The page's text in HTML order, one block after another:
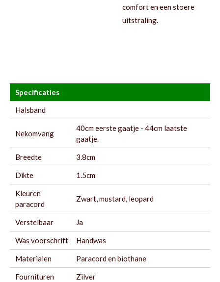
comfort en een stoere
uitstraling.
Specificaties
Halsband
Nekomvang
40cm eerste gaatje - 44cm laatste
gaatje.
Breedte 3.8cm
Dikte 1.5cm
Kleuren
paracord
Zwart, mustard, leopard
Verstelbaar Ja
Was voorschrift Handwas
Materialen Paracord en biothane
Fournituren Zilver